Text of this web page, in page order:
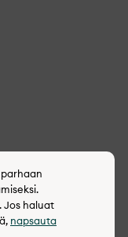
Jos haluat
napsauta